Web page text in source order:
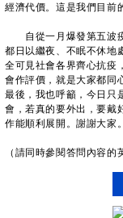
經濟代價。這是我們目前
自從一月爆發第五波疫
都日以繼夜、不眠不休地
全可見社會各界齊心抗疫
會作評價，就是大家都同
最後，我也呼籲，今日只
會，若真的要外出，要戴
作能順利展開。謝謝大家。
（請同時參閱答問內容的